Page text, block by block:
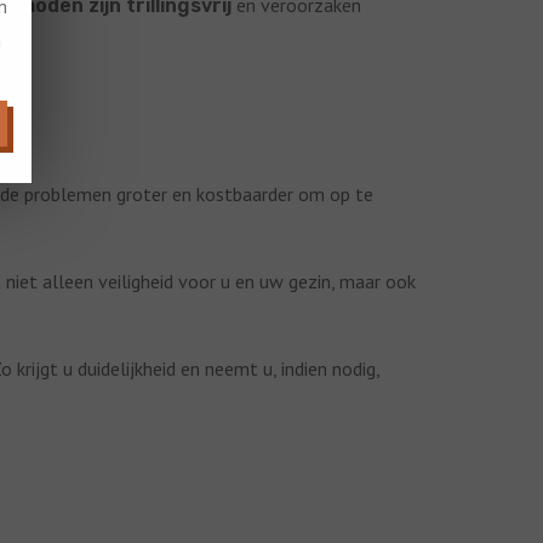
zijn trillingsvrij
problemen groter en kostbaarder om op te
alleen veiligheid voor u en uw gezin, maar ook
krijgt u duidelijkheid en neemt u, indien nodig,